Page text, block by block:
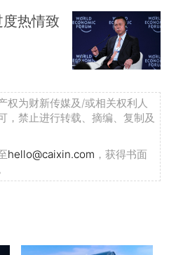
热情致
权为财新传媒及/或相关权利人
，禁止进行转载、摘编、复制及
hello@caixin.com ，获得书面